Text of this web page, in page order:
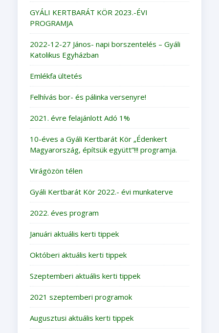
GYÁLI KERTBARÁT KÖR 2023.-ÉVI
PROGRAMJA
2022-12-27 János- napi borszentelés – Gyáli
Katolikus Egyházban
Emlékfa ültetés
Felhívás bor- és pálinka versenyre!
2021. évre felajánlott Adó 1%
10-éves a Gyáli Kertbarát Kör „Édenkert
Magyarország, építsük együtt”!!! programja.
Virágözön télen
Gyáli Kertbarát Kör 2022.- évi munkaterve
2022. éves program
Januári aktuális kerti tippek
Októberi aktuális kerti tippek
Szeptemberi aktuális kerti tippek
2021 szeptemberi programok
Augusztusi aktuális kerti tippek